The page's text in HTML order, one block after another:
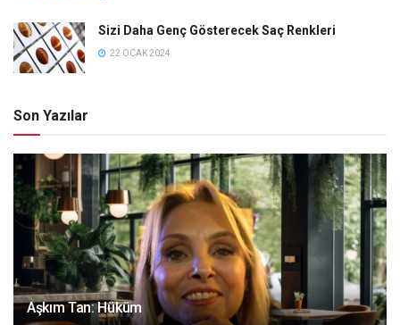
Sizi Daha Genç Gösterecek Saç Renkleri
22 OCAK 2024
Son Yazılar
Aşkım Tan: Hüküm